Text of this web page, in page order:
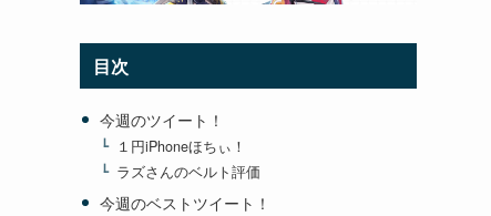
目次
今週のツイート！
１円iPhoneほちぃ！
ラズさんのベルト評価
今週のベストツイート！